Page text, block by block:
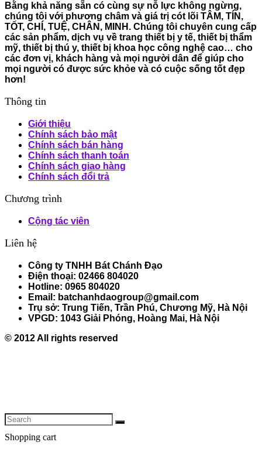
Bằng khả năng sẵn có cùng sự nỗ lực không ngừng,
chúng tôi với phương châm và giá trị cót lõi TÂM, TÍN,
TỐT, CHÍ, TUỆ, CHÂN, MINH. Chúng tôi chuyên cung cấp
các sản phẩm, dịch vụ về trang thiết bị y tế, thiết bị thẩm
mỹ, thiết bị thú y, thiết bị khoa học công nghệ cao… cho
các đơn vị, khách hàng và mọi người dân để giúp cho
mọi người có được sức khỏe và có cuộc sống tốt đẹp
hơn!
Thông tin
Giới thiệu
Chính sách bảo mật
Chính sách bán hàng
Chính sách thanh toán
Chính sách giao hàng
Chính sách đổi trả
Chương trình
Cộng tác viên
Liên hệ
Công ty TNHH Bát Chánh Đạo
Điện thoại: 02466 804020
Hotline: 0965 804020
Email: batchanhdaogroup@gmail.com
Trụ sở: Trung Tiến, Trần Phú, Chương Mỹ, Hà Nội
VPGD: 1043 Giải Phóng, Hoàng Mai, Hà Nội
© 2012 All rights reserved
Shopping cart